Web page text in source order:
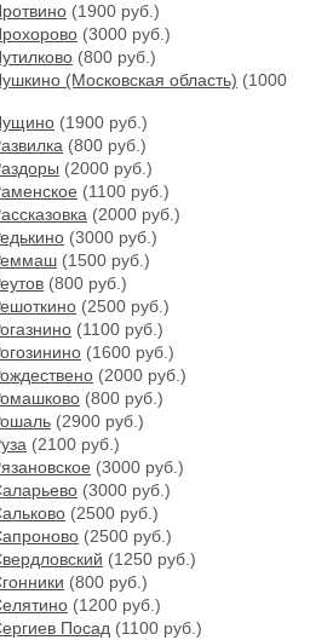
(1900 руб.)
(3000 руб.)
(800 руб.)
(Московская область) (1000
(1900 руб.)
(800 руб.)
(2000 руб.)
(1100 руб.)
(2000 руб.)
(3000 руб.)
(1500 руб.)
(800 руб.)
(2500 руб.)
(1100 руб.)
(1600 руб.)
(2000 руб.)
(800 руб.)
(2900 руб.)
(2100 руб.)
(3000 руб.)
(3000 руб.)
(2500 руб.)
(2500 руб.)
(1250 руб.)
(800 руб.)
(1200 руб.)
Посад (1100 руб.)